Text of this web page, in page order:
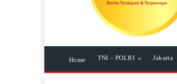
Home TNI – POLRI Jakarta